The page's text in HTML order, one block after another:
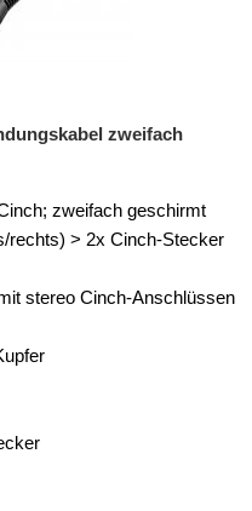
zweifach
zweifach geschirmt
rechts) > 2x Cinch-Stecker
stereo Cinch-Anschlüssen